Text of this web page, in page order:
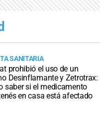
SANITARIA
prohibió el uso de un
Desinflamante y Zetrotrax:
saber si el medicamento
en casa está afectado